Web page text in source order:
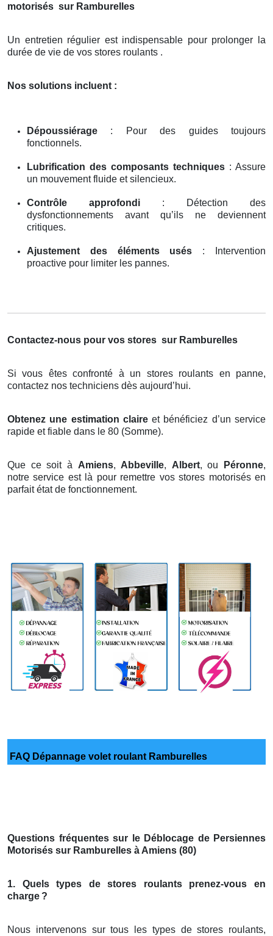
motorisés sur Ramburelles
Un entretien régulier est indispensable pour prolonger la
durée de vie de vos stores roulants .
Nos solutions incluent :
Dépoussiérage : Pour des guides toujours
fonctionnels.
Lubrification des composants techniques : Assure
un mouvement fluide et silencieux.
Contrôle approfondi : Détection des
dysfonctionnements avant qu’ils ne deviennent
critiques.
Ajustement des éléments usés : Intervention
proactive pour limiter les pannes.
Contactez-nous pour vos stores sur Ramburelles
Si vous êtes confronté à un stores roulants en panne,
contactez nos techniciens dès aujourd’hui.
Obtenez une estimation claireet bénéficiez d’un service
rapide et fiable dans le 80 (Somme).
Que ce soit à Amiens, Abbeville, Albert, ou Péronne,
notre service est là pour remettre vos stores motorisés en
parfait état de fonctionnement.
FAQ Dépannage volet roulant Ramburelles
Questions fréquentes sur le Déblocage de Persiennes
Motorisés sur Ramburelles à Amiens (80)
1. Quels types de stores roulants prenez-vous en
charge ?
Nous intervenons sur tous les types de stores roulants,